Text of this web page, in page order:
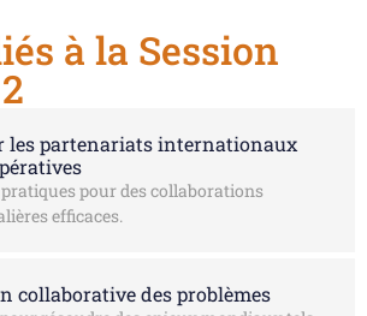
à la Session
les partenariats internationaux
pour des collaborations
efficaces.
collaborative des problèmes